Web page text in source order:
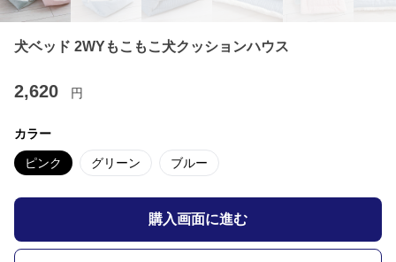
犬ベッド 2WYもこもこ犬クッションハウス
2,620 円
カラー
ピンク グリーン ブルー
購入画面に進む